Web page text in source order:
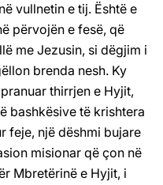
vullnetin e tij. Është e
përvojën e fesë, që
me Jezusin, si dëgjim i
brenda nesh. Ky
thirrjen e Hyjit,
bashkësive të krishtera
feje, një dëshmi bujare
misionar që çon në
Mbretërinë e Hyjit, i